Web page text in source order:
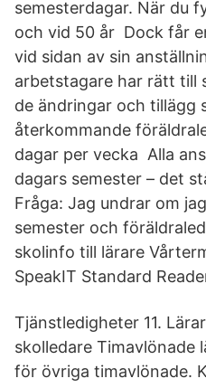
semesterdagar. När du
och vid 50 år Dock får
vid sidan av sin
arbetstagare har rätt till
de ändringar och tillägg
återkommande
dagar per vecka Alla
dagars semester – det
Fråga: Jag undrar om
semester och
skolinfo till lärare
SpeakIT Standard
Tjänstledigheter 11.
skolledare Timavlönade
för övriga timavlönade.